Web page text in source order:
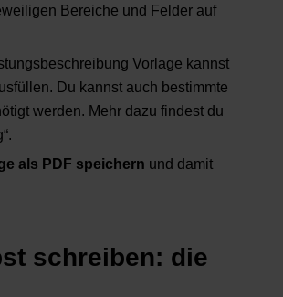
Bereiche und Felder auf
Vorlage kannst
Du kannst auch bestimmte
werden. Mehr dazu findest du
als PDF speichern und damit
schreiben: die